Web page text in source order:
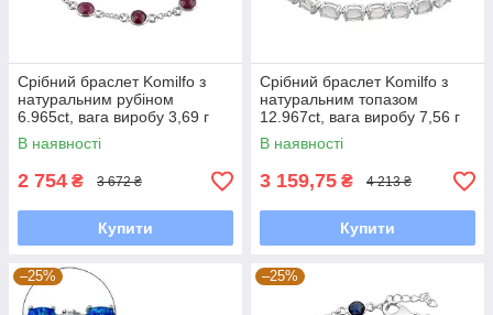
Срібний браслет Komilfo з
натуральним рубіном
6.965ct, вага виробу 3,69 г
(2118213) 1821 розмір
В наявності
2 754 ₴ 3 672 ₴
Купити
Срібний браслет Komilfo з
натуральним топазом
12.967ct, вага виробу 7,56 г
(2166627) 1720 розмір
В наявності
3 159,75 ₴ 4 213 ₴
Купити
–25% –25%